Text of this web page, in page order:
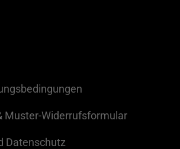
Muster-Widerrufsformular
Datenschutz